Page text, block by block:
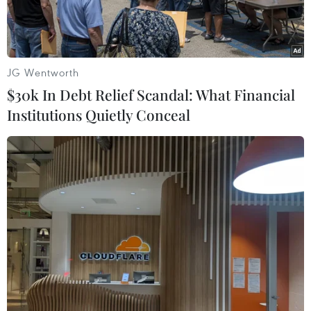
Hiện trường vụ tai nạn.
Sáng 26/5, ông Đặng Anh Tuấn, Chủ tịch Ủy ban
Nhân dân xã Thiên Lộc (huyện Can Lộc, tỉnh Hà
Tĩnh) cho biết trên địa bàn, một xe ôtô con đã
lao xuống hồ nước ven đường, hai người tử
JG Wentworth
$30k In Debt Relief Scandal: What Financial
Institutions Quietly Conceal